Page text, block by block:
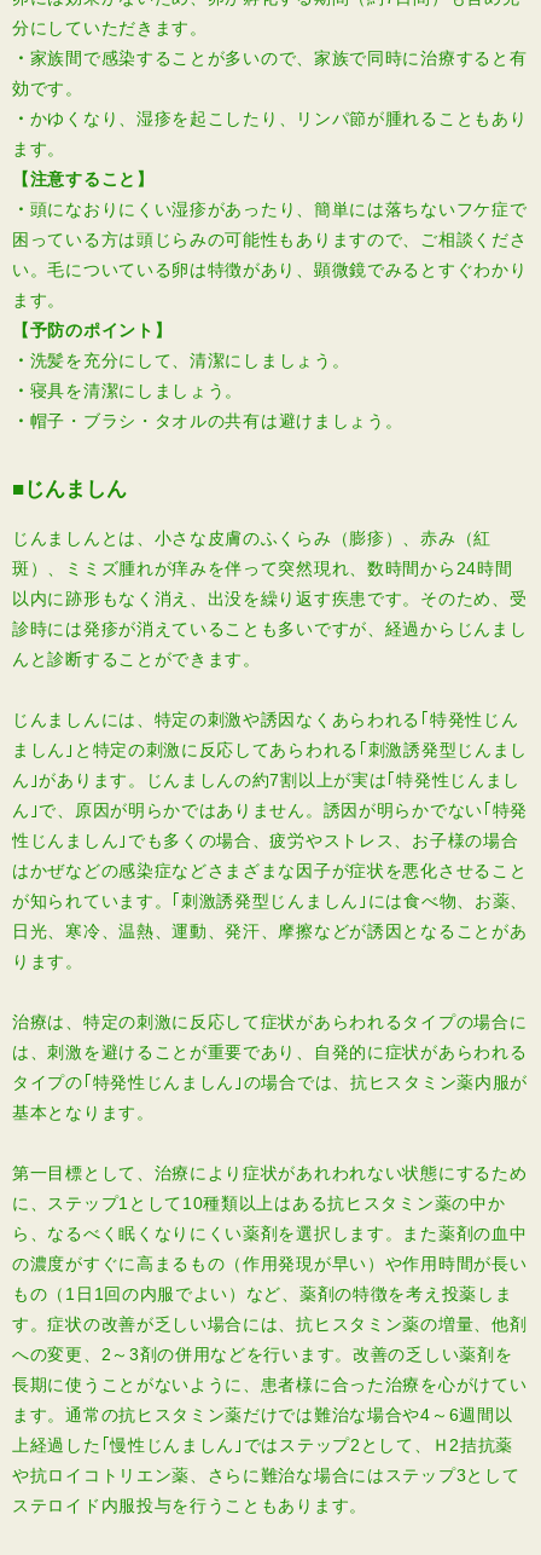
分にしていただきます。
・ 家族間で感染することが多いので、家族で同時に治療すると有
効です。
・ かゆくなり、湿疹を起こしたり、リンパ節が腫れることもあり
ます。
【注意すること】
・ 頭になおりにくい湿疹があったり、簡単には落ちないフケ症で
困っている方は頭じらみの可能性もありますので、ご相談くださ
い。毛についている卵は特徴があり、顕微鏡でみるとすぐわかり
ます。
【予防のポイント】
・ 洗髪を充分にして、清潔にしましょう。
・ 寝具を清潔にしましょう。
・ 帽子・ブラシ・タオルの共有は避けましょう。
■じんましん
じんましんとは、小さな皮膚のふくらみ（膨疹）、赤み（紅
斑）、ミミズ腫れが痒みを伴って突然現れ、数時間から24時間
以内に跡形もなく消え、出没を繰り返す疾患です。そのため、受
診時には発疹が消えていることも多いですが、経過からじんまし
んと診断することができます。
じんましんには、特定の刺激や誘因なくあらわれる｢特発性じん
ましん｣と特定の刺激に反応してあらわれる｢刺激誘発型じんまし
ん｣があります。じんましんの約7割以上が実は｢特発性じんまし
ん｣で、原因が明らかではありません。誘因が明らかでない｢特発
性じんましん｣でも多くの場合、疲労やストレス、お子様の場合
はかぜなどの感染症などさまざまな因子が症状を悪化させること
が知られています。｢刺激誘発型じんましん｣には食べ物、お薬、
日光、寒冷、温熱、運動、発汗、摩擦などが誘因となることがあ
ります。
治療は、特定の刺激に反応して症状があらわれるタイプの場合に
は、刺激を避けることが重要であり、自発的に症状があらわれる
タイプの｢特発性じんましん｣の場合では、抗ヒスタミン薬内服が
基本となります。
第一目標として、治療により症状があれわれない状態にするため
に、ステップ1として10種類以上はある抗ヒスタミン薬の中か
ら、なるべく眠くなりにくい薬剤を選択します。また薬剤の血中
の濃度がすぐに高まるもの（作用発現が早い）や作用時間が長い
もの（1日1回の内服でよい）など、薬剤の特徴を考え投薬しま
す。症状の改善が乏しい場合には、抗ヒスタミン薬の増量、他剤
への変更、2～3剤の併用などを行います。改善の乏しい薬剤を
長期に使うことがないように、患者様に合った治療を心がけてい
ます。通常の抗ヒスタミン薬だけでは難治な場合や4～6週間以
上経過した｢慢性じんましん｣ではステップ2として、Ｈ2拮抗薬
や抗ロイコトリエン薬、さらに難治な場合にはステップ3として
ステロイド内服投与を行うこともあります。